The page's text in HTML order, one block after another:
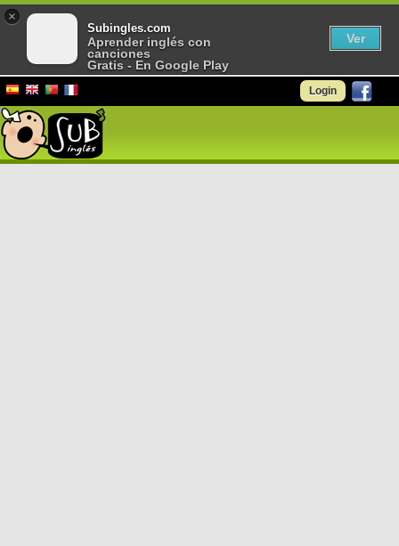
Login
×
Subingles.com
Aprender inglés con
canciones
Gratis - En Google Play
Ver